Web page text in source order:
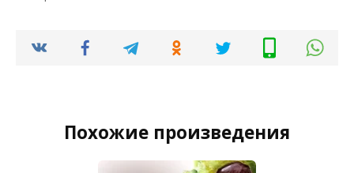
Похожие произведения